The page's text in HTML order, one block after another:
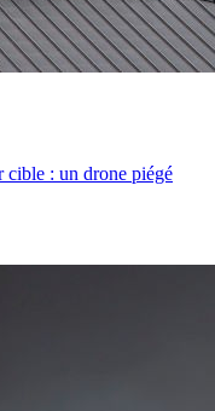
cible : un drone piégé